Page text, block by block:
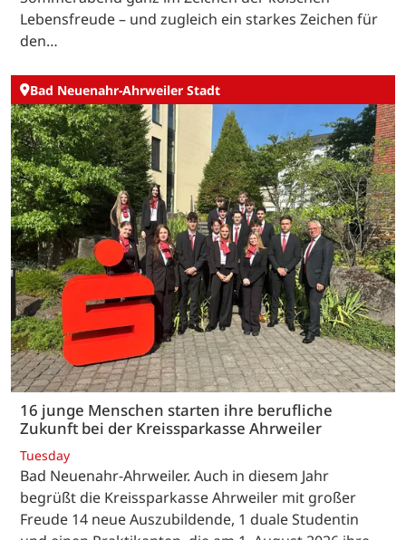
Lebensfreude – und zugleich ein starkes Zeichen für
den…
Bad Neuenahr-Ahrweiler Stadt
16 junge Menschen starten ihre berufliche
Zukunft bei der Kreissparkasse Ahrweiler
Tuesday
Bad Neuenahr-Ahrweiler. Auch in diesem Jahr
begrüßt die Kreissparkasse Ahrweiler mit großer
Freude 14 neue Auszubildende, 1 duale Studentin